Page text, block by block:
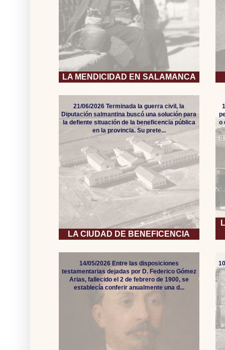
LA MENDICIDAD EN SALAMANCA
LA CIUDAD DE BENEFICENCIA
21/06/2026 Terminada la guerra civil, la
Diputación salmantina buscó una solución para
la defiente situación de la beneficencia pública
en la provincia. Su prete...
o
14/05/2026 Entre las disposiciones
testamentarias dejadas por D. Federico Gómez
Arias, fallecido el 2 de febrero de 1900, se
establecía conferir anualmente una d...